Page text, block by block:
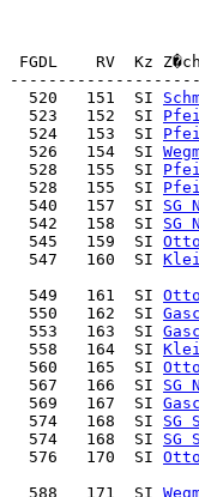
FGDL    RV  Kz
  520   151  SI
  523   152  SI
  524   153  SI
  526   154  SI
  528   155  SI
  528   155  SI
  540   157  SI
SG
  542   158  SI
SG
  545   159  SI
  547   160  SI
  549   161  SI
  550   162  SI
  553   163  SI
  558   164  SI
  560   165  SI
  567   166  SI
SG
  569   167  SI
  574   168  SI
SG
  574   168  SI
SG
  576   170  SI
  588   171  SI